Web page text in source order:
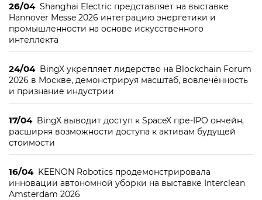
26/04 Shanghai Electric представляет на выставке
Hannover Messe 2026 интеграцию энергетики и
промышленности на основе искусственного
интеллекта
24/04 BingX укрепляет лидерство на Blockchain Forum
2026 в Москве, демонстрируя масштаб, вовлечённость
и признание индустрии
17/04 BingX выводит доступ к SpaceX пре-IPO ончейн,
расширяя возможности доступа к активам будущей
стоимости
16/04 KEENON Robotics продемонстрировала
инновации автономной уборки на выставке Interclean
Amsterdam 2026